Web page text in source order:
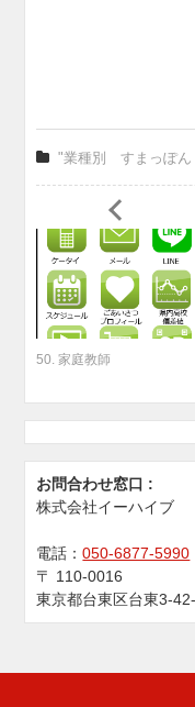
"業種別 すまっぽん
50. 家庭教師
お問合わせ窓口 :
株式会社イーハイブ
電話：050-6877-5990
〒 110-0016
東京都台東区台東3-